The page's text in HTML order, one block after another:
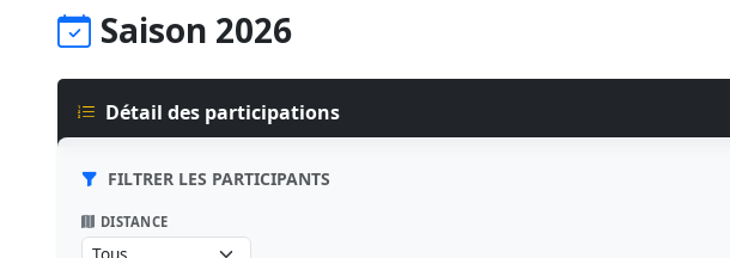
Saison 2026
Détail des participations
FILTRER LES PARTICIPANTS
DISTANCE